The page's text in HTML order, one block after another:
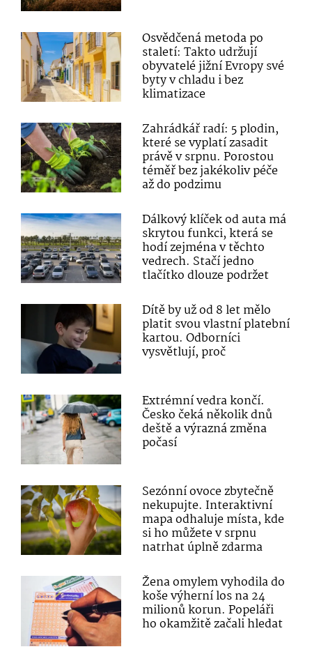
Osvědčená metoda po
staletí: Takto udržují
obyvatelé jižní Evropy své
byty v chladu i bez
klimatizace
Zahrádkář radí: 5 plodin,
které se vyplatí zasadit
právě v srpnu. Porostou
téměř bez jakékoliv péče
až do podzimu
Dálkový klíček od auta má
skrytou funkci, která se
hodí zejména v těchto
vedrech. Stačí jedno
tlačítko dlouze podržet
Dítě by už od 8 let mělo
platit svou vlastní platební
kartou. Odborníci
vysvětlují, proč
Extrémní vedra končí.
Česko čeká několik dnů
deště a výrazná změna
počasí
Sezónní ovoce zbytečně
nekupujte. Interaktivní
mapa odhaluje místa, kde
si ho můžete v srpnu
natrhat úplně zdarma
Žena omylem vyhodila do
koše výherní los na 24
milionů korun. Popeláři
ho okamžitě začali hledat